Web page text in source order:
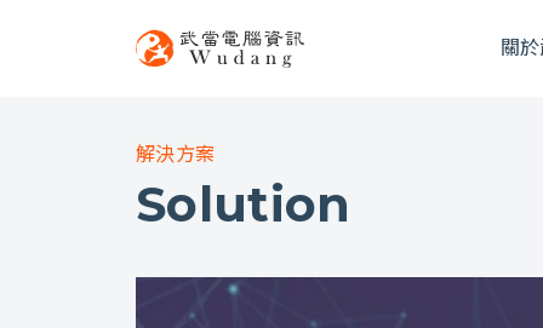
關
解決方案
Solution